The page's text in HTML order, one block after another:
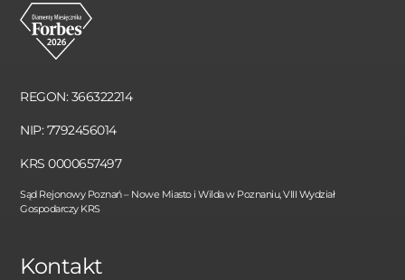
REGON: 366322214
NIP: 7792456014
KRS 0000657497
Sąd Rejonowy Poznań – Nowe Miasto i Wilda w Poznaniu, VIII Wydział
Gospodarczy KRS
Kontakt